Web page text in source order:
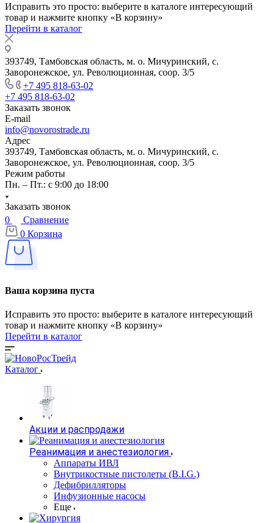
Исправить это просто: выберите в каталоге интересующий
товар и нажмите кнопку «В корзину»
Перейти в каталог
393749, Тамбовская область, м. о. Мичуринский, с.
Заворонежское, ул. Революционная, соор. 3/5
+7 495 818-63-02
+7 495 818-63-02
Заказать звонок
E-mail
info@novorostrade.ru
Адрес
393749, Тамбовская область, м. о. Мичуринский, с.
Заворонежское, ул. Революционная, соор. 3/5
Режим работы
Пн. – Пт.: с 9:00 до 18:00
Заказать звонок
0
Сравнение
0 Корзина
Ваша корзина пуста
Исправить это просто: выберите в каталоге интересующий
товар и нажмите кнопку «В корзину»
Перейти в каталог
Каталог
Акции и распродажи
Реанимация и анестезиология
Аппараты ИВЛ
Внутрикостные пистолеты (B.I.G.)
Дефибрилляторы
Инфузионные насосы
Еще